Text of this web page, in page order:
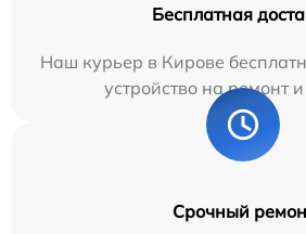
Бесплатная
Наш курьер в Кирове
устройство на ремонт
Срочный